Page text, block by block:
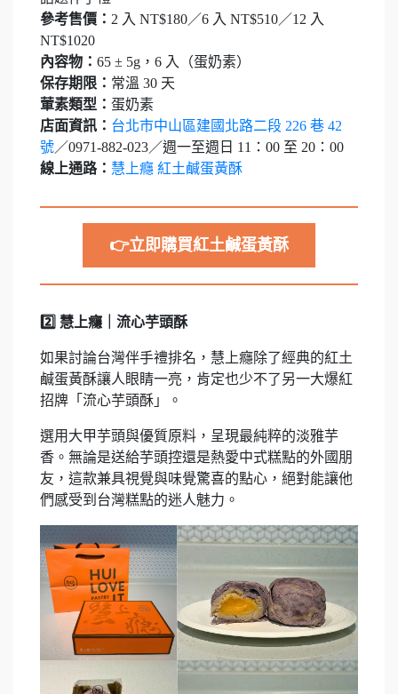
參考售價： 2 入 NT$180／6 入 NT$510／12 入
NT$1020
內容物： 65 ± 5g，6 入（蛋奶素）
保存期限： 常溫 30 天
葷素類型： 蛋奶素
店面資訊： 台北市中山區建國北路二段 226 巷 42
號／0971-882-023／週一至週日 11：00 至 20：00
線上通路： 慧上癮 紅土鹹蛋黃酥
👉立即購買紅土鹹蛋黃酥
2️⃣ 慧上癮｜流心芋頭酥
如果討論台灣伴手禮排名，慧上癮除了經典的紅土
鹹蛋黃酥讓人眼睛一亮，肯定也少不了另一大爆紅
招牌「流心芋頭酥」。
選用大甲芋頭與優質原料，呈現最純粹的淡雅芋
香。無論是送給芋頭控還是熱愛中式糕點的外國朋
友，這款兼具視覺與味覺驚喜的點心，絕對能讓他
們感受到台灣糕點的迷人魅力。